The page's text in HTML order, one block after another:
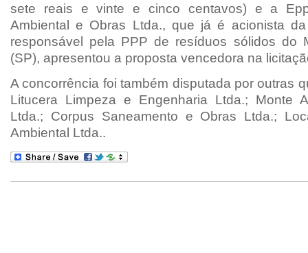
sete reais e vinte e cinco centavos) e a
Ambiental e Obras Ltda., que já é acionista da
responsável pela PPP de resíduos sólidos do
(SP), apresentou a proposta vencedora na
A concorrência foi também disputada por outras
Litucera Limpeza e Engenharia Ltda.; Monte
Ltda.; Corpus Saneamento e Obras Ltda.;
Ambiental Ltda..